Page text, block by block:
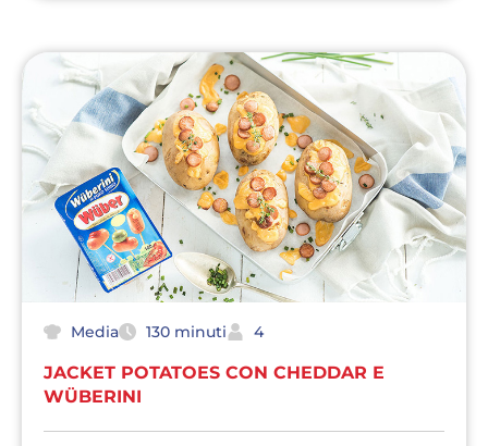
Media 130 minuti 4
JACKET POTATOES CON CHEDDAR E
WÜBERINI